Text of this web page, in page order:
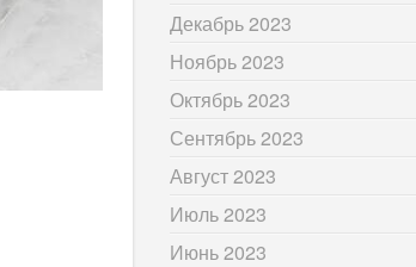
Декабрь 2023
Ноябрь 2023
Октябрь 2023
Сентябрь 2023
Август 2023
Июль 2023
Июнь 2023